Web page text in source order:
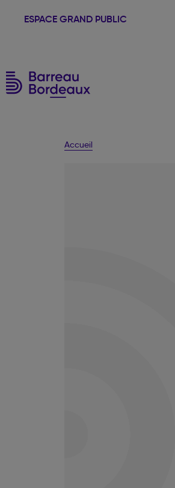
ESPACE GRAND PUBLIC
Accueil